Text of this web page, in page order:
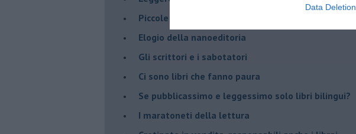
Data Deletion
​Piccole biblioteche spariscono!
​Elogio della nanoeditoria
Gli scrittori e i sabotatori
Ci sono libri che fanno paura
Se pubblicassimo e leggessimo solo libri bilingui?
I maratoneti della lettura